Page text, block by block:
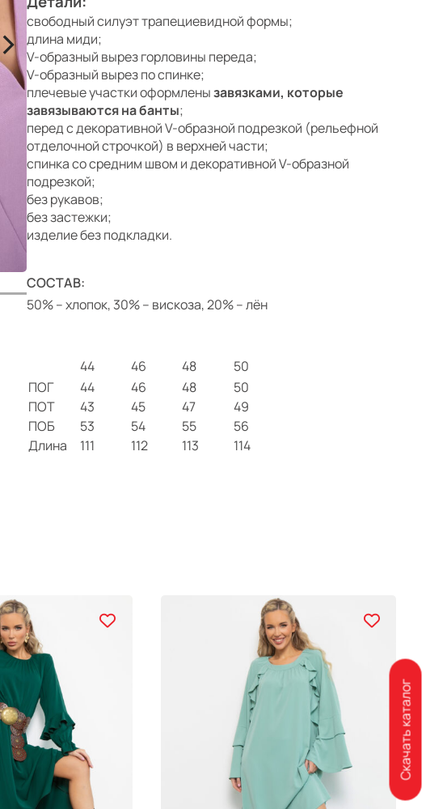
свободный силуэт трапециевидной формы;
длина миди;
V-образный вырез горловины переда;
V-образный вырез по спинке;
плечевые участки оформленызавязками, которые
завязываются на банты;
перед с декоративной V-образной подрезкой (рельефной
отделочной строчкой) в верхней части;
спинка со средним швом и декоративной V-образной
подрезкой;
без рукавов;
без застежки;
изделие без подкладки.
СОСТАВ:
50% – хлопок, 30% – вискоза, 20% – лён
44 46 48
50
ПОГ
44 46 48
50
ПОТ
43 45 47
49
ПОБ
53 54 55
56
Длина
111 112 113 114
Скачать каталог